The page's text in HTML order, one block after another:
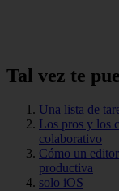
Tal vez te
Una lista de
Los pros y los
colaborativo
Cómo un
productiva
solo iOS